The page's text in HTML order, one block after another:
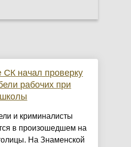
СК начал проверку
рабочих при
и криминалисты
в произошедшем на
На Знаменской